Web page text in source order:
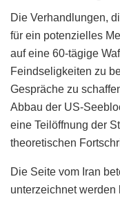
Die Verhandlungen,
für ein potenzielles
auf eine 60-tägige
Feindseligkeiten zu
Gespräche zu
Abbau der US-
eine Teilöffnung der
theoretischen
Die Seite vom Iran
unterzeichnet